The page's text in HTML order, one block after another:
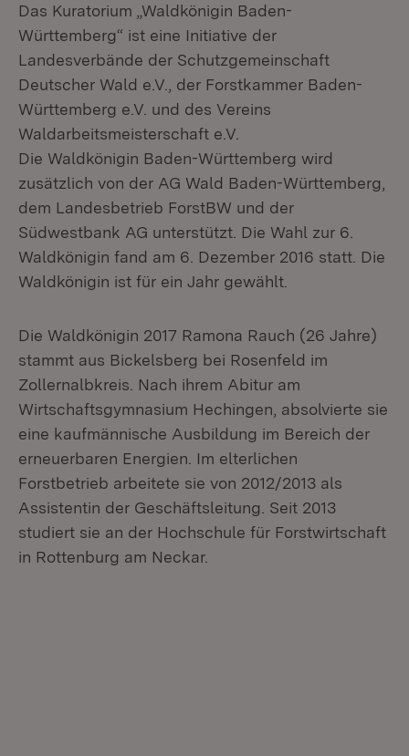
Das Kuratorium „Waldkönigin Baden-
Württemberg“ ist eine Initiative der
Landesverbände der Schutzgemeinschaft
Deutscher Wald e.V., der Forstkammer Baden-
Württemberg e.V. und des Vereins
Waldarbeitsmeisterschaft e.V.
Die Waldkönigin Baden-Württemberg wird
zusätzlich von der AG Wald Baden-Württemberg,
dem Landesbetrieb ForstBW und der
Südwestbank AG unterstützt. Die Wahl zur 6.
Waldkönigin fand am 6. Dezember 2016 statt. Die
Waldkönigin ist für ein Jahr gewählt.
Die Waldkönigin 2017 Ramona Rauch (26 Jahre)
stammt aus Bickelsberg bei Rosenfeld im
Zollernalbkreis. Nach ihrem Abitur am
Wirtschaftsgymnasium Hechingen, absolvierte sie
eine kaufmännische Ausbildung im Bereich der
erneuerbaren Energien. Im elterlichen
Forstbetrieb arbeitete sie von 2012/2013 als
Assistentin der Geschäftsleitung. Seit 2013
studiert sie an der Hochschule für Forstwirtschaft
in Rottenburg am Neckar.